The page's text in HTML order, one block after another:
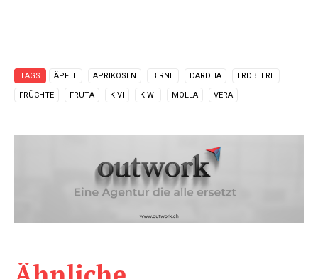
TAGS ÄPFEL APRIKOSEN BIRNE DARDHA ERDBEERE
FRÜCHTE FRUTA KIVI KIWI MOLLA VERA